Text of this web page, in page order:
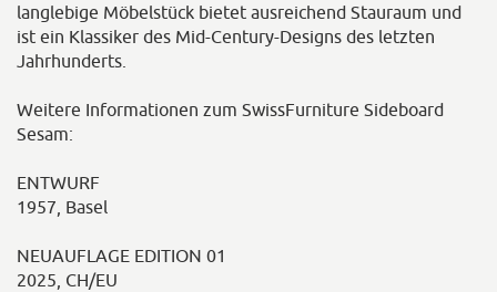
langlebige Möbelstück bietet ausreichend Stauraum und
ist ein Klassiker des Mid-Century-Designs des letzten
Jahrhunderts.
Weitere Informationen zum SwissFurniture Sideboard
Sesam:
ENTWURF
1957, Basel
NEUAUFLAGE EDITION 01
2025, CH/EU